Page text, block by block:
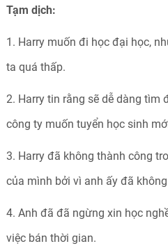
Tạm dịch:
1. Harry muốn đi học đại học,
ta quá thấp.
2. Harry tin rằng sẽ dễ dàng tìm
công ty muốn tuyển học sinh
3. Harry đã không thành công
của mình bởi vì anh ấy đã
4. Anh đã đã ngừng xin học
việc bán thời gian.